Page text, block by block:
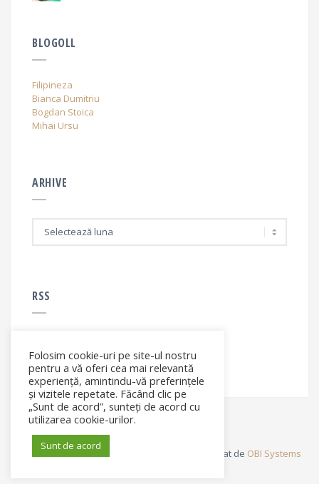
BLOGOLL
Filipineza
Bianca Dumitriu
Bogdan Stoica
Mihai Ursu
ARHIVE
RSS
RSS - articole
© Elena Filip. All rights reserved ® - Site dezvoltat de OBI Systems
Folosim cookie-uri pe site-ul nostru
pentru a vă oferi cea mai relevantă
experiență, amintindu-vă preferințele
și vizitele repetate. Făcând clic pe
„Sunt de acord”, sunteți de acord cu
utilizarea cookie-urilor.
Sunt de acord